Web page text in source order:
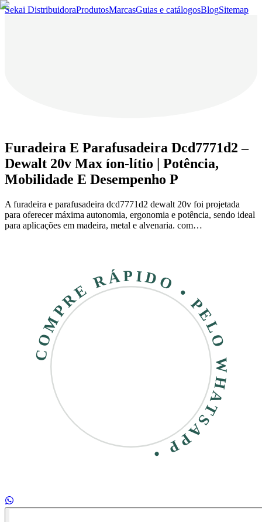
Sekai DistribuidoraProdutosMarcasGuias e catálogosBlogSitemap
Furadeira E Parafusadeira Dcd7771d2 –
Dewalt 20v Max íon-lítio | Potência,
Mobilidade E Desempenho P
A furadeira e parafusadeira dcd7771d2 dewalt 20v foi projetada
para oferecer máxima autonomia, ergonomia e potência, sendo ideal
para aplicações em madeira, metal e alvenaria. com…
COMPRE RÁPIDO • PELO WHATSAPP •